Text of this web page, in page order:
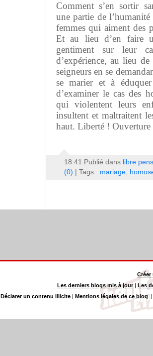
Comment s’en sortir
une partie de
femmes qui aiment des
Et au lieu d’en faire
gentiment sur leur
d’expérience, au lieu
seigneurs en se
se marier et à
d’examiner le cas des
qui violentent leurs
insultent et maltraitent
haut. Liberté !
18:41 Publié dans libre
(0) | Tags : mariage,
Créer
Les derniers blogs mis à jour| Les
Déclarer un contenu illicite | Mentions légales de ce blog